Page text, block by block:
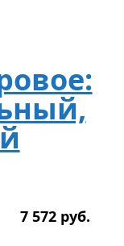
7 572 руб.